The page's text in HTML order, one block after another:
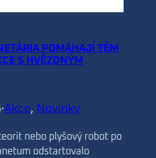
POMÁHAJÍ TĚM
S HVĚZDNÝM
·Akce, Novinky
nebo plyšový robot po
odstartovalo